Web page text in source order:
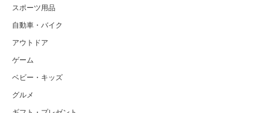
スポーツ用品
自動車・バイク
アウトドア
ゲーム
ベビー・キッズ
グルメ